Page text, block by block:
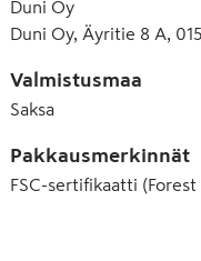
Duni Oy
Duni Oy, Äyritie 8 A,
Valmistusmaa
Saksa
Pakkausmerkinnät
FSC-sertifikaatti